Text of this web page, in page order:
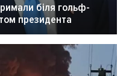
біля гольф-
президента